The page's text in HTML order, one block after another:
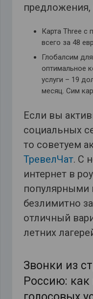
предложения,
Карта Three с
всего за 48
Глобалсим
оптимальное
услуги – 19
месяц. Сим
Если вы
социальных
то советуем
ТревелЧат. С
интернет в
популярными
безлимитно
отличный
летних
Звонки из
Россию: как